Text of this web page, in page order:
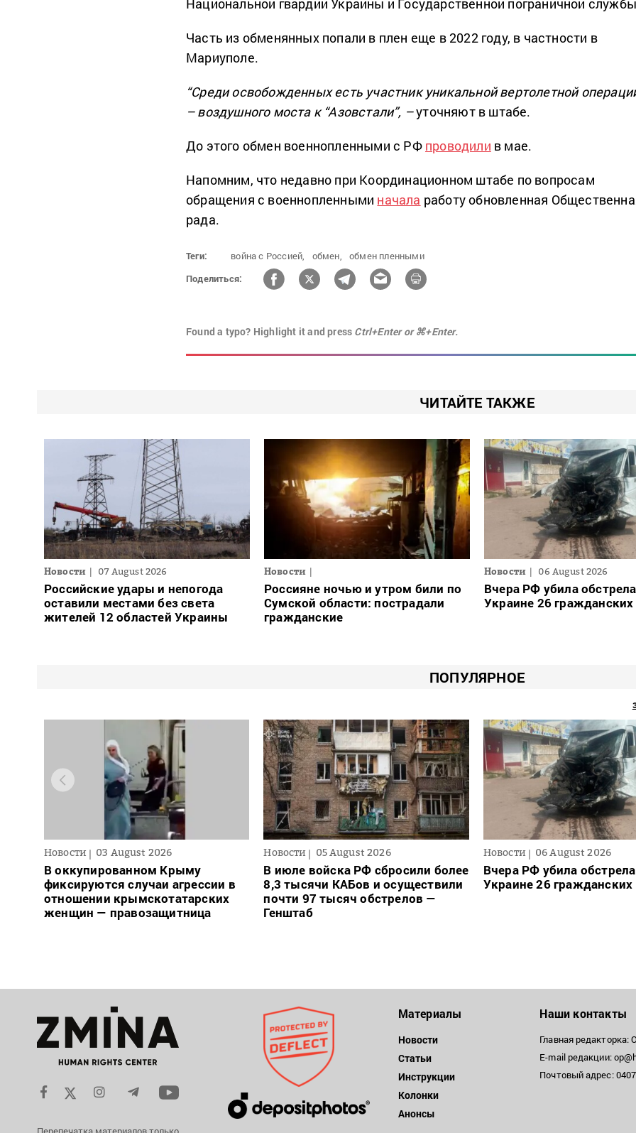
Часть из обменянных попали в плен еще в 2022 году, в частности в
Мариуполе.
“Среди освобожденных есть участник уникальной вертолетной
– воздушного моста к “Азовстали”, –уточняют в штабе.
До этого обмен военнопленными с РФ проводили в мае.
Напомним, что недавно при Координационном штабе по вопросам
обращения с военнопленными начала работу обновленная
рада.
Теги: война с Россией, обмен,
обмен пленными
Поделиться:
Found a typo? Highlight it and press Ctrl+Enter or ⌘+Enter.
ЧИТАЙТЕ ТАКЖЕ
Новости 07 August 2026
Российские удары и непогода
оставили местами без света
жителей 12 областей Украины
Новости
Россияне ночью и утром били по
Сумской области: пострадали
гражданские
Новости 06 August 2026
Вчера РФ убила
Украине 26 гражданских
ПОПУЛЯРНОЕ
Новости 03 August 2026
В оккупированном Крыму
фиксируются случаи агрессии в
отношении крымскотатарских
женщин — правозащитница
Новости 05 August 2026
В июле войска РФ сбросили более
8,3 тысячи КАБов и осуществили
почти 97 тысяч обстрелов —
Генштаб
Новости 06 August 2026
Вчера РФ убила
Украине 26 гражданских
Материалы
Новости
Статьи
Инструкции
Колонки
Анонсы
Наши контакты
Главная редакторка:
E-mail редакции:
Почтовый адрес: